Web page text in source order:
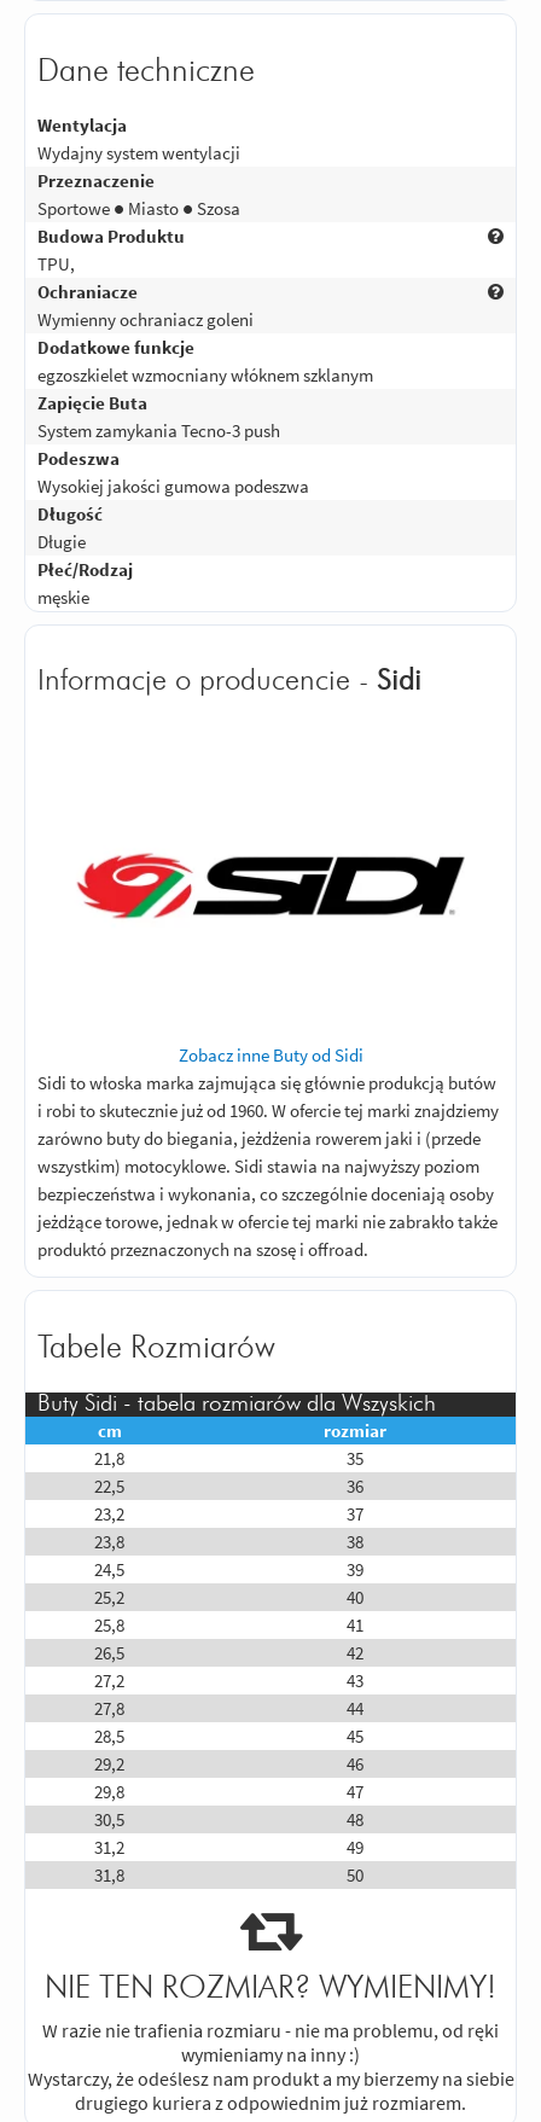
Dane techniczne
Wentylacja
Wydajny system wentylacji
Przeznaczenie
Sportowe ● Miasto ● Szosa
Budowa Produktu
TPU,
Ochraniacze
Wymienny ochraniacz goleni
Dodatkowe funkcje
egzoszkielet wzmocniany włóknem szklanym
Zapięcie Buta
System zamykania Tecno-3 push
Podeszwa
Wysokiej jakości gumowa podeszwa
Długość
Długie
Płeć/Rodzaj
męskie
Informacje o producencie - Sidi
Zobacz inne Buty od Sidi
Sidi to włoska marka zajmująca się głównie produkcją butów
i robi to skutecznie już od 1960. W ofercie tej marki znajdziemy
zarówno buty do biegania, jeżdżenia rowerem jaki i (przede
wszystkim) motocyklowe. Sidi stawia na najwyższy poziom
bezpieczeństwa i wykonania, co szczególnie doceniają osoby
jeżdżące torowe, jednak w ofercie tej marki nie zabrakło także
produktó przeznaczonych na szosę i offroad.
Tabele Rozmiarów
Buty Sidi - tabela rozmiarów dla Wszyskich
cm
rozmiar
21,8
35
22,5
36
23,2
37
23,8
38
24,5
39
25,2
40
25,8
41
26,5
42
27,2
43
27,8
44
28,5
45
29,2
46
29,8
47
30,5
48
31,2
49
31,8
50
NIE TEN ROZMIAR? WYMIENIMY!
W razie nie trafienia rozmiaru - nie ma problemu, od ręki
wymieniamy na inny :)
Wystarczy, że odeślesz nam produkt a my bierzemy na siebie
drugiego kuriera z odpowiednim już rozmiarem.